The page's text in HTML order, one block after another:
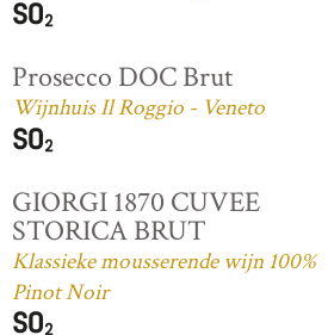
Prosecco DOC Brut
Wijnhuis Il Roggio - Veneto
GIORGI 1870 CUVEE
STORICA BRUT
Klassieke mousserende wijn 100%
Pinot Noir